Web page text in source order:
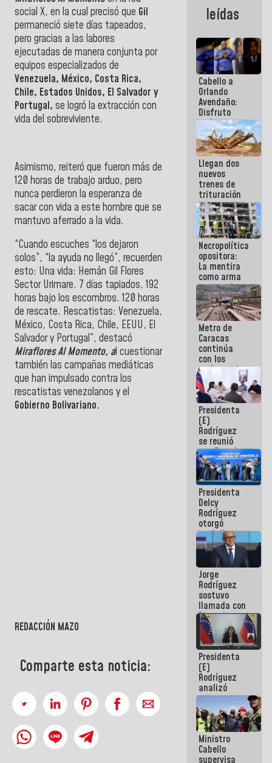
social X, en la cual precisó que Gil
permaneció siete días tapeados,
pero gracias a las labores
ejecutadas de manera conjunta por
equipos especializados de
Venezuela, México, Costa Rica,
Chile, Estados Unidos, El Salvador y
Portugal, se logró la extracción con
vida del sobreviviente.
Asimismo, reiteró que fueron más de
120 horas de trabajo arduo, pero
nunca perdieron la esperanza de
sacar con vida a este hombre que se
mantuvo aferrado a la vida.
“Cuando escuches “los dejaron
solos”, “la ayuda no llegó”, recuerden
esto: Una vida: Hernán Gil Flores
Sector Urimare. 7 días tapiados. 192
horas bajo los escombros. 120 horas
de rescate. Rescatistas: Venezuela,
México, Costa Rica, Chile, EEUU, El
Salvador y Portugal”, destacó
Miraflores Al Momento, al cuestionar
también las campañas mediáticas
que han impulsado contra los
rescatistas venezolanos y el
Gobierno Bolivariano.
REDACCIÓN MAZO
Comparte esta noticia:
Pueblo
leídas
Cabello a
Orlando
Avendaño:
Disfruto
cada vez
que escribes
porque lo
que haces
es
embarrarla
Llegan dos
nuevos
trenes de
trituración
para
optimizar
manejo de
escombros
en La Guaira
Necropolítica
opositora:
La mentira
como arma
contra el
Pueblo
Metro de
Caracas
continúa
con los
trabajos de
mantenimiento
e inspección
en la Línea 2
Presidenta
(E)
Rodríguez
se reunió
con Estado
Mayor
Eléctrico
para
abordar
planes de
acción
Presidenta
Delcy
Rodríguez
otorgó
medalla
"Héroe de
Venezuela"
a servidores
públicos
Jorge
Rodríguez
sostuvo
llamada con
Dinorah
Figuera y
acuerdan
primer
encuentro
presencial
para el
diálogo
Presidenta
(E)
Rodríguez
analizó
junto a
gobernadores
planes de
recuperación
del Sistema
Eléctrico
Ministro
Cabello
supervisa